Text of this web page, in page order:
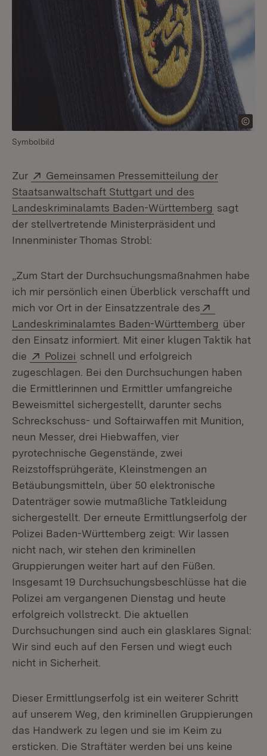
Symbolbild
Zur Extern:
Gemeinsamen Pressemitteilung der
Staatsanwaltschaft Stuttgart und des
Landeskriminalamts Baden-Württemberg (Öffnet in
sagt
der stellvertretende Ministerpräsident und
Innenminister Thomas Strobl:
„Zum Start der Durchsuchungsmaßnahmen habe
ich mir persönlich einen Überblick verschafft und
mich vor Ort in der Einsatzzentrale des
Landeskriminalamtes Baden-Württemberg (Öffnet
über
den Einsatz informiert. Mit einer klugen Taktik hat
die
Extern:
Polizei (Öffnet in neuem Fenster)
schnell und erfolgreich
zugeschlagen. Bei den Durchsuchungen haben
die Ermittlerinnen und Ermittler umfangreiche
Beweismittel sichergestellt, darunter sechs
Schreckschuss- und Softairwaffen mit Munition,
neun Messer, drei Hiebwaffen, vier
pyrotechnische Gegenstände, zwei
Reizstoffsprühgeräte, Kleinstmengen an
Betäubungsmitteln, über 50 elektronische
Datenträger sowie mutmaßliche Tatkleidung
sichergestellt. Der erneute Ermittlungserfolg der
Polizei Baden-Württemberg zeigt: Wir lassen
nicht nach, wir stehen den kriminellen
Gruppierungen weiter hart auf den Füßen.
Insgesamt 19 Durchsuchungsbeschlüsse hat die
Polizei am vergangenen Dienstag und heute
erfolgreich vollstreckt. Die aktuellen
Durchsuchungen sind auch ein glasklares Signal:
Wir sind euch auf den Fersen und wiegt euch
nicht in Sicherheit.
Dieser Ermittlungserfolg ist ein weiterer Schritt
auf unserem Weg, den kriminellen Gruppierungen
das Handwerk zu legen und sie im Keim zu
ersticken. Die Straftäter werden bei uns keine